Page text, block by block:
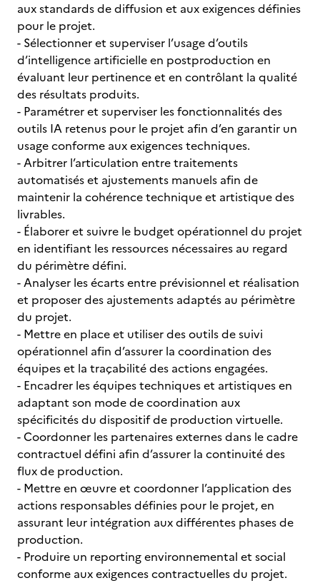
aux standards de diffusion et aux exigences définies
pour le projet.
- Sélectionner et superviser l’usage d’outils
d’intelligence artificielle en postproduction en
évaluant leur pertinence et en contrôlant la qualité
des résultats produits.
- Paramétrer et superviser les fonctionnalités des
outils IA retenus pour le projet afin d’en garantir un
usage conforme aux exigences techniques.
- Arbitrer l’articulation entre traitements
automatisés et ajustements manuels afin de
maintenir la cohérence technique et artistique des
livrables.
- Élaborer et suivre le budget opérationnel du projet
en identifiant les ressources nécessaires au regard
du périmètre défini.
- Analyser les écarts entre prévisionnel et réalisation
et proposer des ajustements adaptés au périmètre
du projet.
- Mettre en place et utiliser des outils de suivi
opérationnel afin d’assurer la coordination des
équipes et la traçabilité des actions engagées.
- Encadrer les équipes techniques et artistiques en
adaptant son mode de coordination aux
spécificités du dispositif de production virtuelle.
- Coordonner les partenaires externes dans le cadre
contractuel défini afin d’assurer la continuité des
flux de production.
- Mettre en œuvre et coordonner l’application des
actions responsables définies pour le projet, en
assurant leur intégration aux différentes phases de
production.
- Produire un reporting environnemental et social
conforme aux exigences contractuelles du projet.